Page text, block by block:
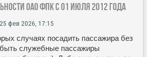
ОАО ФПК с 01 июля 2012 года
25 фев 2026, 17:15
случаях посадить пассажира без
служебные пассажиры